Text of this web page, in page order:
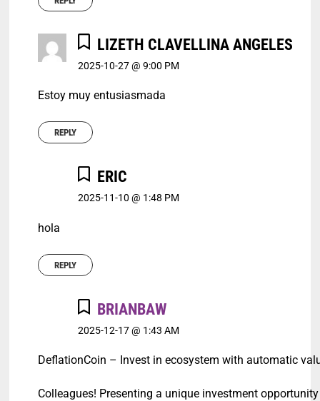
LIZETH CLAVELLINA ANGELES
2025-10-27 @ 9:00 PM
Estoy muy entusiasmada
REPLY
ERIC
2025-11-10 @ 1:48 PM
hola
REPLY
BRIANBAW
2025-12-17 @ 1:43 AM
DeflationCoin – Invest in ecosystem with automatic
Colleagues! Presenting a unique investment